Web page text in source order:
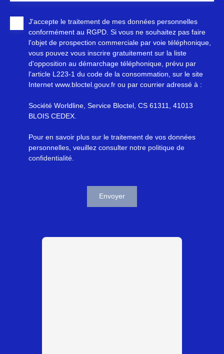
J'accepte le traitement de mes données personnelles
conformément au RGPD. Si vous ne souhaitez pas faire
l'objet de prospection commerciale par voie téléphonique,
vous pouvez vous inscrire gratuitement sur la liste
d'opposition au démarchage téléphonique, prévu par
l'article L223-1 du code de la consommation, sur le site
Internet www.bloctel.gouv.fr ou par courrier adressé à :
Société Worldline, Service Bloctel, CS 61311, 41013
BLOIS CEDEX.
Pour en savoir plus sur le traitement de vos données
personnelles, veuillez consulter notre politique de
confidentialité
Envoyer